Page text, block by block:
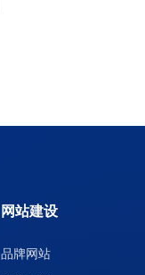
网站建设
品牌网站